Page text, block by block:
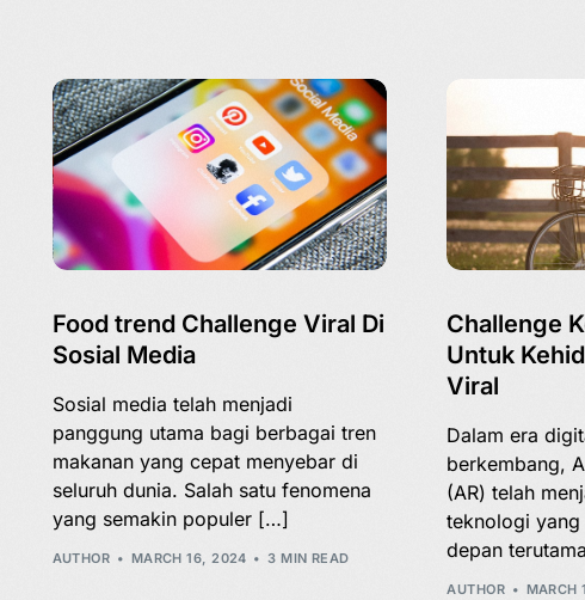
Food trend Challenge Viral Di
Sosial Media
Sosial media telah menjadi
panggung utama bagi berbagai tren
makanan yang cepat menyebar di
seluruh dunia. Salah satu fenomena
yang semakin populer […]
AUTHOR MARCH 16, 2024 3 MIN READ
Challenge
Untuk
Viral
Dalam era
berkembang,
(AR) telah
teknologi yang
depan
AUTHOR MARCH